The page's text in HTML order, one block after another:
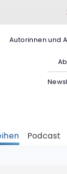
Autorinnen und
Podcast